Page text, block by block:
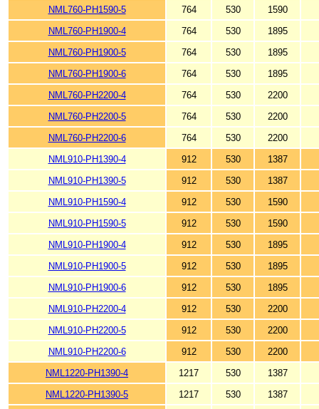
NML760-PH1590-5
764 530
1590
NML760-PH1900-4
764 530
1895
NML760-PH1900-5
764 530
1895
NML760-PH1900-6
764 530
1895
NML760-PH2200-4
764 530
2200
NML760-PH2200-5
764 530
2200
NML760-PH2200-6
764 530
2200
NML910-PH1390-4
912 530
1387
NML910-PH1390-5
912 530
1387
NML910-PH1590-4
912 530
1590
NML910-PH1590-5
912 530
1590
NML910-PH1900-4
912 530
1895
NML910-PH1900-5
912 530
1895
NML910-PH1900-6
912 530
1895
NML910-PH2200-4
912 530
2200
NML910-PH2200-5
912 530
2200
NML910-PH2200-6
912 530
2200
NML1220-PH1390-4
1217 530
1387
NML1220-PH1390-5
1217 530
1387